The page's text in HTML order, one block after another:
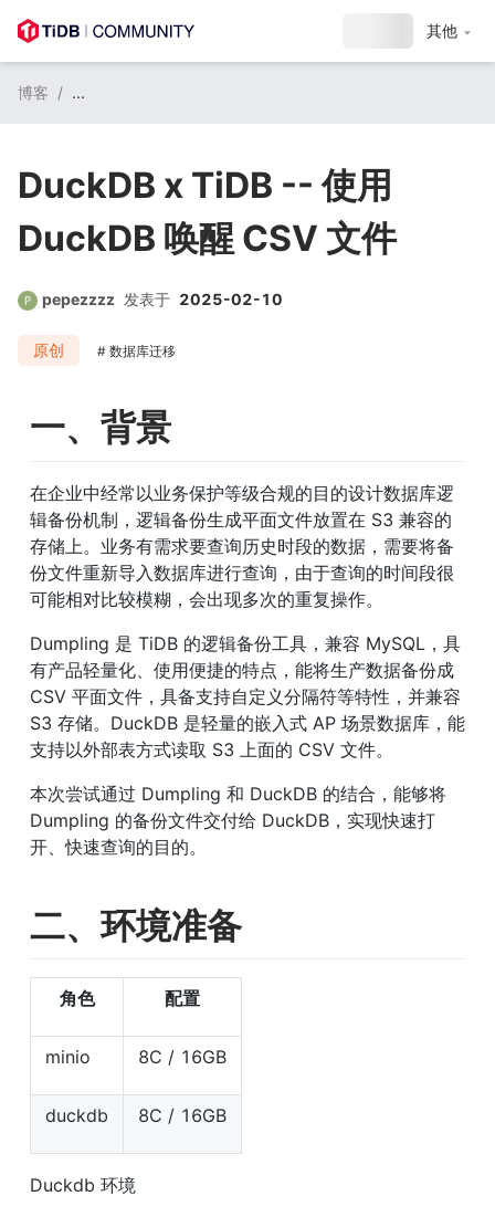
其他
博客 / ...
DuckDB x TiDB -- 使用
DuckDB 唤醒 CSV 文件
pepezzzz 发表于 2025-02-10
原创 数据库迁移
一、背景
在企业中经常以业务保护等级合规的目的设计数据库逻
辑备份机制，逻辑备份生成平面文件放置在 S3 兼容的
存储上。业务有需求要查询历史时段的数据，需要将备
份文件重新导入数据库进行查询，由于查询的时间段很
可能相对比较模糊，会出现多次的重复操作。
Dumpling 是 TiDB 的逻辑备份工具，兼容 MySQL，具
有产品轻量化、使用便捷的特点，能将生产数据备份成
CSV 平面文件，具备支持自定义分隔符等特性，并兼容
S3 存储。DuckDB 是轻量的嵌入式 AP 场景数据库，能
支持以外部表方式读取 S3 上面的 CSV 文件。
本次尝试通过 Dumpling 和 DuckDB 的结合，能够将
Dumpling 的备份文件交付给 DuckDB，实现快速打
开、快速查询的目的。
二、环境准备
角色 配置
minio 8C / 16GB
duckdb 8C / 16GB
Duckdb 环境